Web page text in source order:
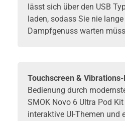
lässt sich über den USB
laden, sodass Sie nie
Dampfgenuss warten
Touchscreen &
Bedienung durch
SMOK Novo 6 Ultra Pod
interaktive UI-Themen und